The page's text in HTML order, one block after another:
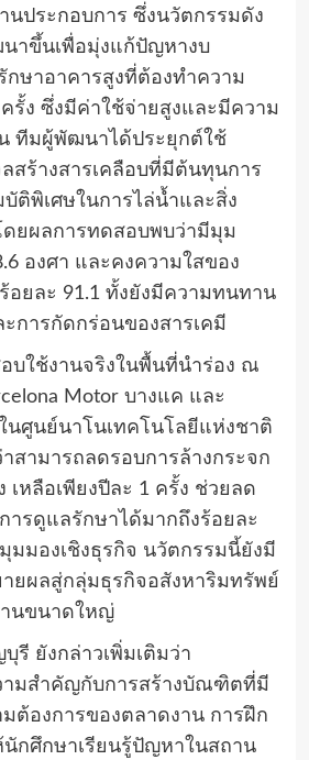
นประกอบการ ซึ่งนวัตกรรมดัง
าขึ้นเพื่อมุ่งแก้ปัญหางบ
ษาอาคารสูงที่ต้องทำความ
รั้ง ซึ่งมีค่าใช้จ่ายสูงและมีความ
ทีมผู้พัฒนาได้ประยุกต์ใช้
สร้างสารเคลือบที่มีต้นทุนการ
พิเศษในการไล่น้ำและสิ่ง
ดยผลการทดสอบพบว่ามีมุม
องศา และคงความใสของ
อยละ 91.1 ทั้งยังมีความทนทาน
การกัดกร่อนของสารเคมี
บใช้งานจริงในพื้นที่นำร่อง ณ
Motor บางแค และ
นศูนย์นาโนเทคโนโลยีแห่งชาติ
สามารถลดรอบการล้างกระจก
เหลือเพียงปีละ 1 ครั้ง ช่วยลด
ารดูแลรักษาได้มากถึงร้อยละ
มมองเชิงธุรกิจ นวัตกรรมนี้ยังมี
ยผลสู่กลุ่มธุรกิจอสังหาริมทรัพย์
นขนาดใหญ่
รี ยังกล่าวเพิ่มเติมว่า
ามสำคัญกับการสร้างบัณฑิตที่มี
ต้องการของตลาดงาน การฝึก
กศึกษาเรียนรู้ปัญหาในสถาน